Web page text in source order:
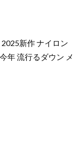
新作 ナイロン
年 流行るダウン メ